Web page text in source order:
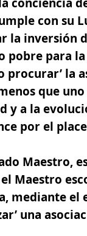
con su
la inversión
pobre para la
procurar’ la
que
y a la
por el
Maestro,
Maestro
mediante el
una